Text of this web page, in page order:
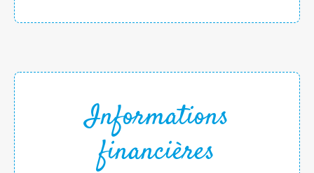
Informations
financières